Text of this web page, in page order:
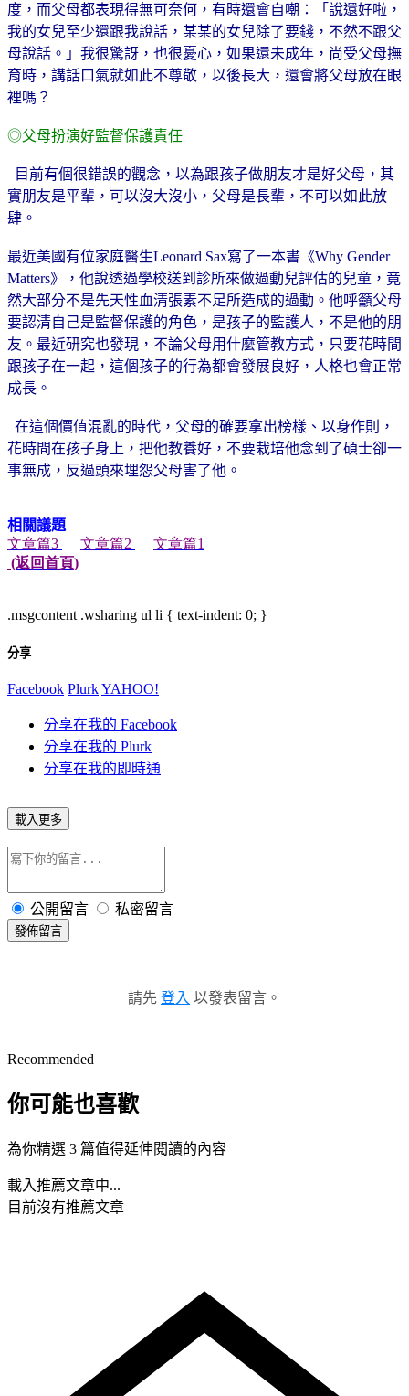
度，而父母都表現得無可奈何，有時還會自嘲：「說還好啦，
我的女兒至少還跟我說話，某某的女兒除了要錢，不然不跟父
母說話。」我很驚訝，也很憂心，如果還未成年，尚受父母撫
育時，講話口氣就如此不尊敬，以後長大，還會將父母放在眼
裡嗎？
◎父母扮演好監督保護責任
目前有個很錯誤的觀念，以為跟孩子做朋友才是好父母，其
實朋友是平輩，可以沒大沒小，父母是長輩，不可以如此放
肆。
最近美國有位家庭醫生Leonard Sax寫了一本書《Why Gender
Matters》，他說透過學校送到診所來做過動兒評估的兒童，竟
然大部分不是先天性血清張素不足所造成的過動。他呼籲父母
要認清自己是監督保護的角色，是孩子的監護人，不是他的朋
友。最近研究也發現，不論父母用什麼管教方式，只要花時間
跟孩子在一起，這個孩子的行為都會發展良好，人格也會正常
成長。
在這個價值混亂的時代，父母的確要拿出榜樣、以身作則，
花時間在孩子身上，把他教養好，不要栽培他念到了碩士卻一
事無成，反過頭來埋怨父母害了他。
相關議題
文章篇3
文章篇2
文章篇1
(返回首頁)
.msgcontent .wsharing ul li { text-indent: 0; }
分享
Facebook PlurkYAHOO!
分享在我的 Facebook
分享在我的 Plurk
分享在我的即時通
載入更多
公開留言 私密留言
發佈留言
請先 登入 以發表留言。
Recommended
你可能也喜歡
為你精選 3 篇值得延伸閱讀的內容
載入推薦文章中...
目前沒有推薦文章